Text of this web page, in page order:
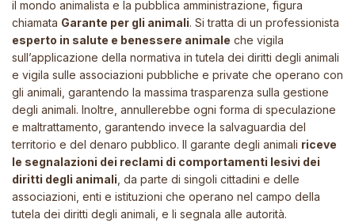
il mondo animalista e la pubblica amministrazione, figura
chiamata Garante per gli animali. Si tratta di un professionista
esperto in salute e benessere animale che vigila
sull’applicazione della normativa in tutela dei diritti degli animali
e vigila sulle associazioni pubbliche e private che operano con
gli animali, garantendo la massima trasparenza sulla gestione
degli animali. Inoltre, annullerebbe ogni forma di speculazione
e maltrattamento, garantendo invece la salvaguardia del
territorio e del denaro pubblico. Il garante degli animali riceve
le segnalazioni dei reclami di comportamenti lesivi dei
diritti degli animali , da parte di singoli cittadini e delle
associazioni, enti e istituzioni che operano nel campo della
tutela dei diritti degli animali, e li segnala alle autorità.